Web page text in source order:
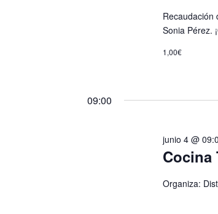
Recaudación
Sonia Pérez.
1,00€
09:00
Cocina
junio 4 @
Organiza: